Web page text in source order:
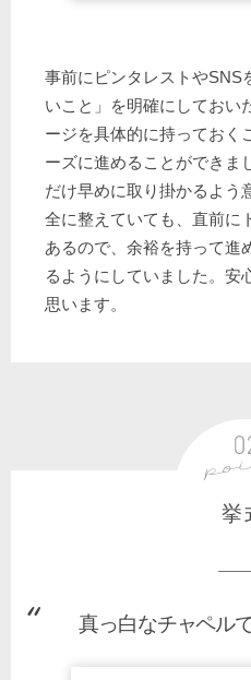
事前にピンタレストやSNS
いこと」を明確にしておい
ージを具体的に持っておく
ーズに進めることができま
だけ早めに取り掛かるよう
全に整えていても、直前に
あるので、余裕を持って進
るようにしていました。安
思います。
挙
真っ白なチャペル